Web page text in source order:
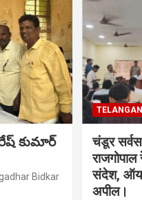
కుమార్
Bidkar
चंडूर
संदेश,
अपील।